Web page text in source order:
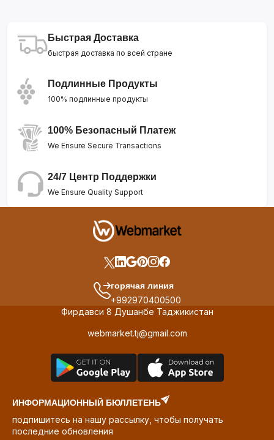
Быстрая Доставка
быстрая доставка по всей стране
Подлинные Продукты
100% подлинные продукты
100% Безопасный Платеж
We Ensure Secure Transactions
24/7 Центр Поддержки
We Ensure Quality Support
горячая линия
+992970400500
Фирдавси 8 Душанбе Таджикистан
webmarket.tj@gmail.com
ИНФОРМАЦИОННЫЙ БЮЛЛЕТЕНЬ
подпишитесь на нашу рассылку, чтобы получать
последние обновления